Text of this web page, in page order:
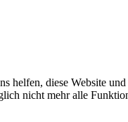
helfen, diese Website
nicht mehr alle